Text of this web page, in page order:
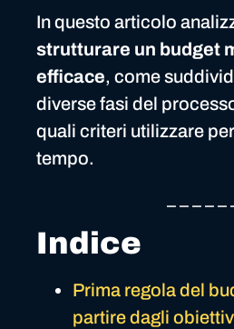
In questo articolo
strutturare un budget
efficace, come
diverse fasi del
quali criteri utilizzare
tempo.
Indice
Prima regola del
partire dagli